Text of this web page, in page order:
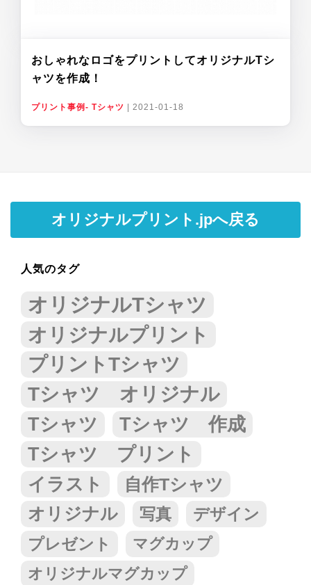
おしゃれなロゴをプリントしてオリジナルTシ
ャツを作成！
プリント事例- Tシャツ 2021-01-18
オリジナルプリント.jpへ戻る
人気のタグ
オリジナルTシャツ
オリジナルプリント
プリントTシャツ
Tシャツ オリジナル
Tシャツ
Tシャツ 作成
Tシャツ プリント
イラスト 自作Tシャツ
オリジナル 写真
デザイン
プレゼント
マグカップ
オリジナルマグカップ